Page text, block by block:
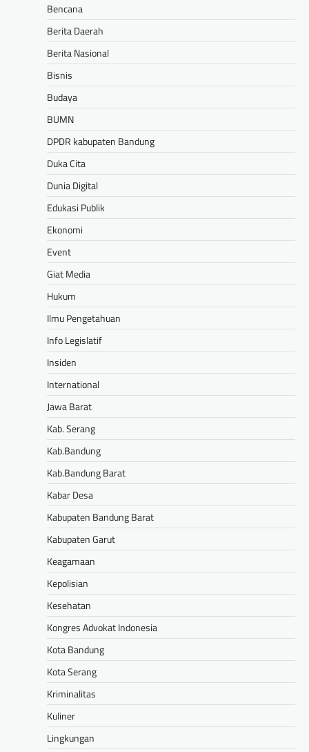
Bencana
Berita Daerah
Berita Nasional
Bisnis
Budaya
BUMN
DPDR kabupaten Bandung
Duka Cita
Dunia Digital
Edukasi Publik
Ekonomi
Event
Giat Media
Hukum
Ilmu Pengetahuan
Info Legislatif
Insiden
International
Jawa Barat
Kab. Serang
Kab.Bandung
Kab.Bandung Barat
Kabar Desa
Kabupaten Bandung Barat
Kabupaten Garut
Keagamaan
Kepolisian
Kesehatan
Kongres Advokat Indonesia
Kota Bandung
Kota Serang
Kriminalitas
Kuliner
Lingkungan